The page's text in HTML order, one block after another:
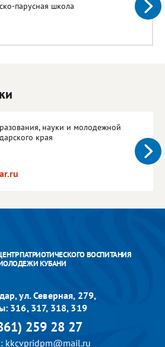
парусная школа
науки и молодежной
края
ПАТРИОТИЧЕСКОГО ВОСПИТАНИЯ
КУБАНИ
ул. Северная, 279,
316, 317, 318, 319
259 28 27
kkcvpridpm@mail.ru